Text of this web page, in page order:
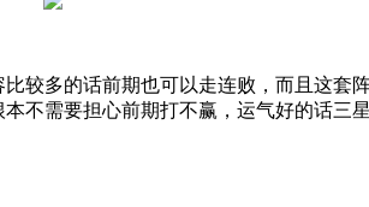
较多的话前期也可以走连败，而且这套
不需要担心前期打不赢，运气好的话三